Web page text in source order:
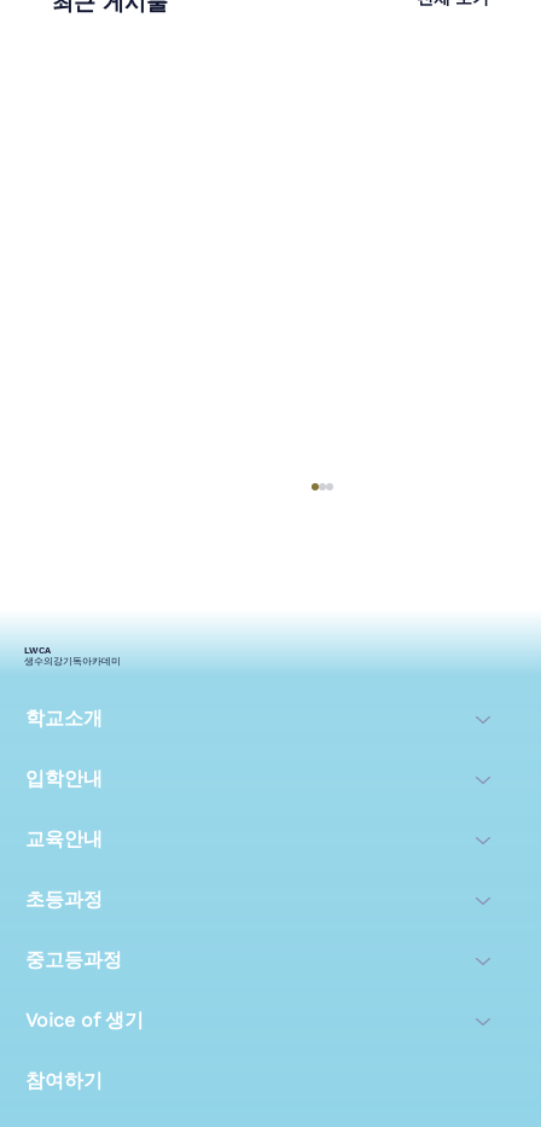
LWCA
생수의강기독아카데미
학교소개
입학안내
교육안내
초등과정
중고등과정
Voice of 생기
참여하기